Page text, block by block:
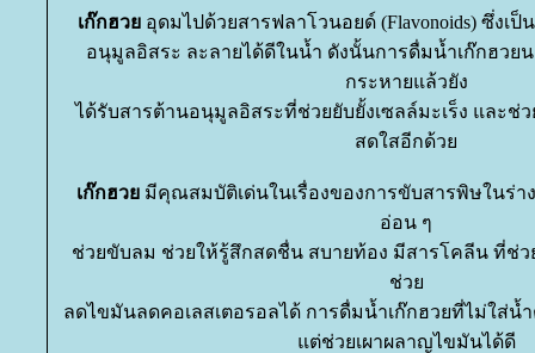
เก๊กฮว อุดมไปด้วยสารฟลาโวนอยด์ (Flavonoids) ซึ่ง
อนุมูลอิสระ ละลายได้ดีในน้ำ ดังนั้นการดื่มน้ำเก๊กฮวย
กระหายแล้วยัง
ได้รับสารต้านอนุมูลอิสระที่ช่วยยับยั้งเซลล์มะเร็ง และช่
สดใสอีกด้ว
เก๊กฮว มีคุณสมบัติเด่นในเรื่องของการขับสารพิษในร่า
อ่อน ๆ
ช่วยขับลม ช่วยให้รู้สึกสดชื่น สบายท้อง มีสารโคลีน ที่ช่ว
ช่ว
ลดไขมันลดคอเลสเตอรอลได้ การดื่มน้ำเก๊กฮวยที่ไม่ใส่น้
ต่ช่วยเผาผลาญไขมันได้ดี